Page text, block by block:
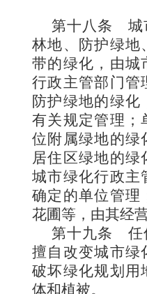
第十八条 城
林地、防护绿地
带的绿化，由城
行政主管部门管
防护绿地的绿化
有关规定管理；
位附属绿地的绿
居住区绿地的绿
城市绿化行政主
确定的单位管理
花圃等，由其经
第十九条 任
擅自改变城市绿
破坏绿化规划用
体和植被。